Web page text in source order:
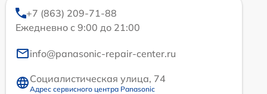
+7 (863) 209-71-88
Ежедневно с 9:00 до 21:00
info@panasonic-repair-center.ru
Социалистическая улица, 74
Адрес сервисного центра Panasonic